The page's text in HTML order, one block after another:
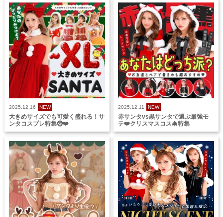
2025.12.16 NEW
大きめサイズでも可愛く盛れる！サ
ンタコスプレ特集🤶❤️
2025.12.11 NEW
赤サンタvs黒サンタで選ぶ最強モ
テ❤️クリスマスコス🎄特集